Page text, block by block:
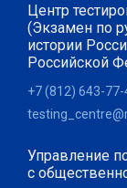
Центр
(Экзамен по
истории
Российской
+7 (812) 643-77-
Управление
с